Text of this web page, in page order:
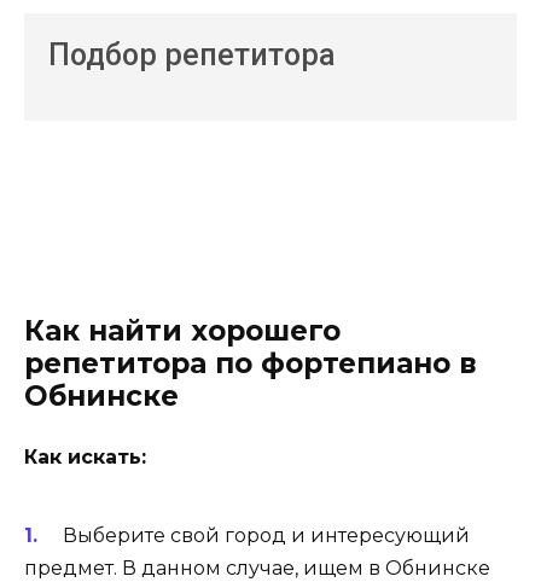
Подбор репетитора
Как найти хорошего
репетитора по фортепиано в
Обнинске
Как искать:
Выберите свой город и интересующий
предмет. В данном случае, ищем в Обнинске